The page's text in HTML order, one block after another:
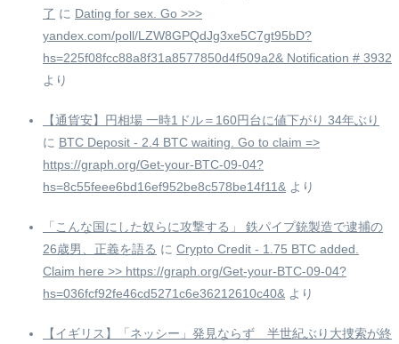
了 に Dating for sex. Go >>>
yandex.com/poll/LZW8GPQdJg3xe5C7gt95bD?
hs=225f08fcc88a8f31a8577850d4f509a2& Notification # 3932
より
【通貨安】円相場 一時1ドル＝160円台に値下がり 34年ぶり
に BTC Deposit - 2.4 BTC waiting. Go to claim =>
https://graph.org/Get-your-BTC-09-04?
hs=8c55feee6bd16ef952be8c578be14f11& より
「こんな国にした奴らに攻撃する」 鉄パイプ銃製造で逮捕の
26歳男、正義を語る に Crypto Credit - 1.75 BTC added.
Claim here >> https://graph.org/Get-your-BTC-09-04?
hs=036fcf92fe46cd5271c6e36212610c40& より
【イギリス】「ネッシー」発見ならず 半世紀ぶり大捜索が終